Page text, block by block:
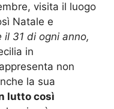
visita il luogo
Natale e
il 31 di ogni anno,
in
non
la sua
lutto così